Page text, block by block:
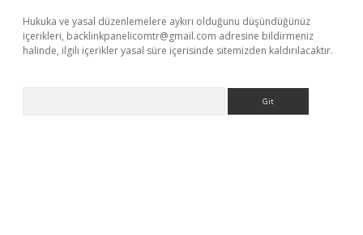
Hukuka ve yasal düzenlemelere aykırı olduğunu düşündüğünüz
içerikleri, backlinkpanelicomtr@gmail.com adresine bildirmeniz
halinde, ilgili içerikler yasal süre içerisinde sitemizden kaldırılacaktır.